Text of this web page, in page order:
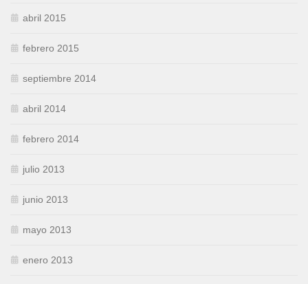
abril 2015
febrero 2015
septiembre 2014
abril 2014
febrero 2014
julio 2013
junio 2013
mayo 2013
enero 2013